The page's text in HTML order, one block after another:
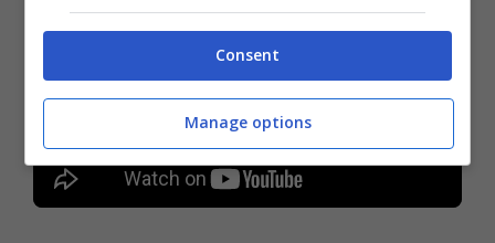
Consent
Manage options